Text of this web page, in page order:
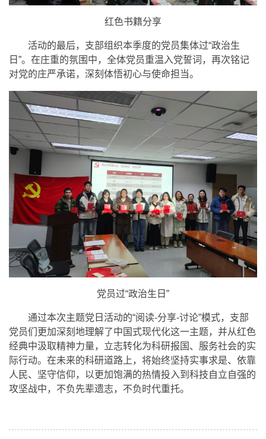
红色书籍分享
活动的最后，支部组织本季度的党员集体过“政治生
日”。在庄重的氛围中，全体党员重温入党誓词，再次铭记
对党的庄严承诺，深刻体悟初心与使命担当。
党员过“政治生日”
通过本次主题党日活动的“阅读-分享-讨论”模式，支部
党员们更加深刻地理解了中国式现代化这一主题，并从红色
经典中汲取精神力量，立志转化为科研报国、服务社会的实
际行动。在未来的科研道路上，将始终坚持实事求是、依靠
人民、坚守信仰，以更加饱满的热情投入到科技自立自强的
攻坚战中，不负先辈遗志，不负时代重托。